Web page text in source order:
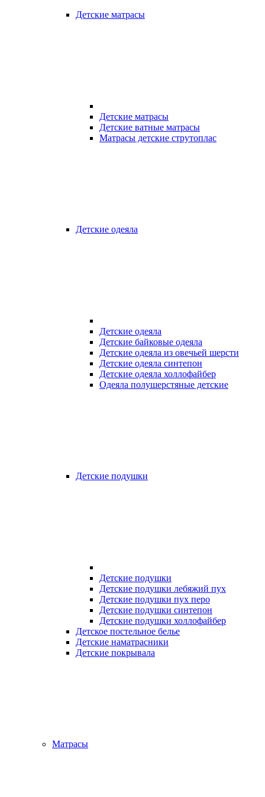
Детские матрасы
Детские матрасы
Детские ватные матрасы
Матрасы детские струтоплас
Детские одеяла
Детские одеяла
Детские байковые одеяла
Детские одеяла из овечьей шерсти
Детские одеяла синтепон
Детские одеяла холлофайбер
Одеяла полушерстяные детские
Детские подушки
Детские подушки
Детские подушки лебяжий пух
Детские подушки пух перо
Детские подушки синтепон
Детские подушки холлофайбер
Детское постельное белье
Детские наматрасники
Детские покрывала
Матрасы